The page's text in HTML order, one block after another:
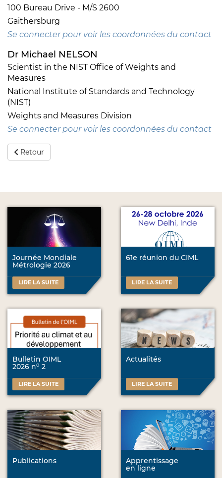
100 Bureau Drive - M/S 2600
Gaithersburg
Se connecter pour voir les coordonnées du contact
Dr Michael NELSON
Scientist in the NIST Office of Weights and
Measures
National Institute of Standards and Technology
(NIST)
Weights and Measures Division
Se connecter pour voir les coordonnées du contact
Retour
Journée Mondiale
Métrologie 2026
LIRE LA SUITE
61e réunion du CIML
LIRE LA SUITE
Bulletin OIML
2026 no 2
LIRE LA SUITE
Actualités
LIRE LA SUITE
Publications
Apprentissage
en ligne